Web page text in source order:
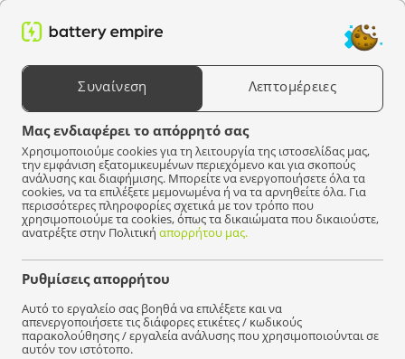
Συναίνεση Λεπτομέρειες
Μας ενδιαφέρει το απόρρητό σας
Χρησιμοποιούμε cookies για τη λειτουργία της ιστοσελίδας μας,
την εμφάνιση εξατομικευμένων περιεχόμενο και για σκοπούς
ανάλυσης και διαφήμισης. Μπορείτε να ενεργοποιήσετε όλα τα
cookies, να τα επιλέξετε μεμονωμένα ή να τα αρνηθείτε όλα. Για
περισσότερες πληροφορίες σχετικά με τον τρόπο που
χρησιμοποιούμε τα cookies, όπως τα δικαιώματα που δικαιούστε,
ανατρέξτε στην Πολιτική απορρήτου μας.
Ρυθμίσεις απορρήτου
Αυτό το εργαλείο σας βοηθά να επιλέξετε και να
απενεργοποιήσετε τις διάφορες ετικέτες / κωδικούς
παρακολούθησης / εργαλεία ανάλυσης που χρησιμοποιούνται σε
αυτόν τον ιστότοπο.
Αναζήτηση προϊόντων
Επιλέξτε μια συσκευή
Προϊόντα Για φορητό υπολογιστή Πληκτρολόγια Fujitsu-
Δεν βρέθηκαν προϊόντα που να ταιριάζουν με την
επιλογή σας.